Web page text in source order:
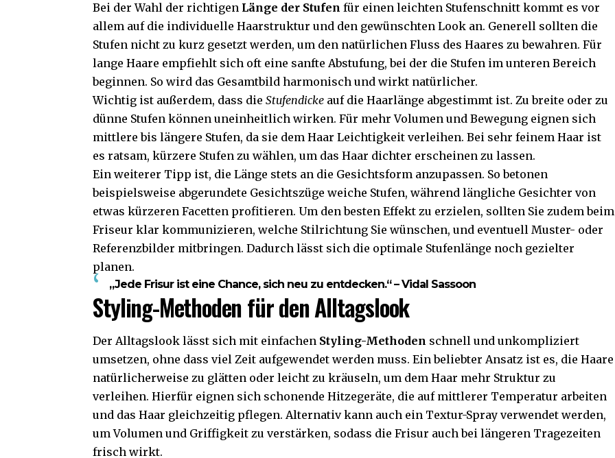
Bei der Wahl der richtigen Länge der Stufen für einen leichten Stufenschnitt kommt es vor
allem auf die individuelle Haarstruktur und den gewünschten Look an. Generell sollten die
Stufen nicht zu kurz gesetzt werden, um den natürlichen Fluss des Haares zu bewahren. Für
lange Haare empfiehlt sich oft eine sanfte Abstufung, bei der die Stufen im unteren Bereich
beginnen. So wird das Gesamtbild harmonisch und wirkt natürlicher.
Wichtig ist außerdem, dass dieStufendicke auf die Haarlänge abgestimmt ist. Zu breite oder zu
dünne Stufen können uneinheitlich wirken. Für mehr Volumen und Bewegung eignen sich
mittlere bis längere Stufen, da sie dem Haar Leichtigkeit verleihen. Bei sehr feinem Haar ist
es ratsam, kürzere Stufen zu wählen, um das Haar dichter erscheinen zu lassen.
Ein weiterer Tipp ist, die Länge stets an die Gesichtsform anzupassen. So betonen
beispielsweise abgerundete Gesichtszüge weiche Stufen, während längliche Gesichter von
etwas kürzeren Facetten profitieren. Um den besten Effekt zu erzielen, sollten Sie zudem beim
Friseur klar kommunizieren, welche Stilrichtung Sie wünschen, und eventuell Muster- oder
Referenzbilder mitbringen. Dadurch lässt sich die optimale Stufenlänge noch gezielter
planen.
„Jede Frisur ist eine Chance, sich neu zu entdecken.“ – Vidal Sassoon
Styling-Methoden für den Alltagslook
Der Alltagslook lässt sich mit einfachen Styling-Methoden schnell und unkompliziert
umsetzen, ohne dass viel Zeit aufgewendet werden muss. Ein beliebter Ansatz ist es, die Haare
natürlicherweise zu glätten oder leicht zu kräuseln, um dem Haar mehr Struktur zu
verleihen. Hierfür eignen sich schonende Hitzegeräte, die auf mittlerer Temperatur arbeiten
und das Haar gleichzeitig pflegen. Alternativ kann auch ein Textur-Spray verwendet werden,
um Volumen und Griffigkeit zu verstärken, sodass die Frisur auch bei längeren Tragezeiten
frisch wirkt.